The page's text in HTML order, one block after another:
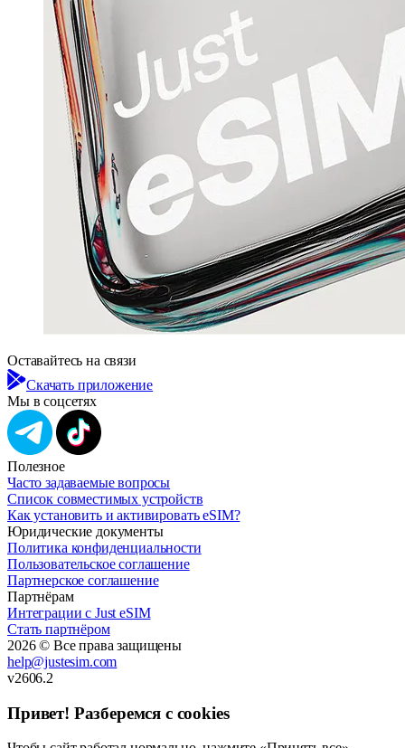
Оставайтесь на связи
Скачать приложение
Мы в соцсетях
Полезное
Часто задаваемые вопросы
Список совместимых устройств
Как установить и активировать eSIM?
Юридические документы
Политика конфиденциальности
Пользовательское соглашение
Партнерское соглашение
Партнёрам
Интеграции с Just eSIM
Стать партнёром
2026 © Все права защищены
help@justesim.com
v2606.2
Привет! Разберемся с cookies